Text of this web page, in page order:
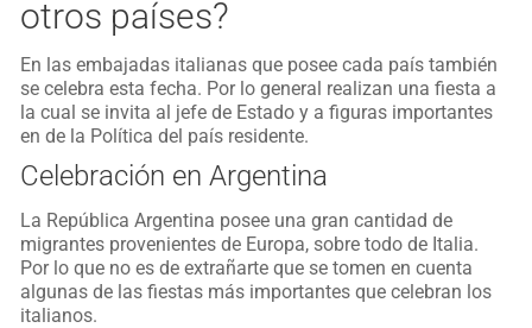
otros países?
En las embajadas italianas que posee cada país también
se celebra esta fecha. Por lo general realizan una fiesta a
la cual se invita al jefe de Estado y a figuras importantes
en de la Política del país residente.
Celebración en Argentina
La República Argentina posee una gran cantidad de
migrantes provenientes de Europa, sobre todo de Italia.
Por lo que no es de extrañarte que se tomen en cuenta
algunas de las fiestas más importantes que celebran los
italianos.